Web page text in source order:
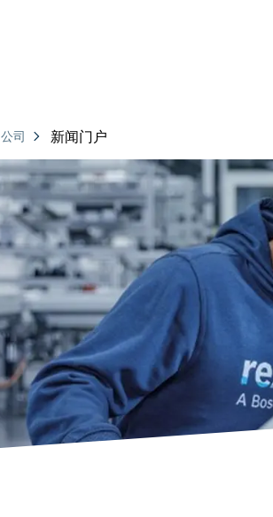
公司 新闻门户